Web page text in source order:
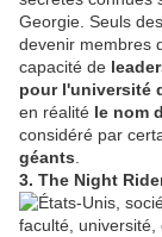
Georgie. Seuls
devenir membres
capacité de
pour l'université
en réalité le nom
considéré par
géants
3. The Night